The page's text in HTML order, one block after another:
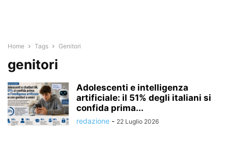
Home Tags Genitori
genitori
Adolescenti e intelligenza
artificiale: il 51% degli italiani si
confida prima...
redazione - 22 Luglio 2026